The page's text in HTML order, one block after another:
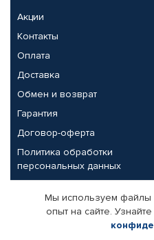
Акции
Контакты
Оплата
Доставка
Обмен и возврат
Гарантия
Договор-оферта
Политика обработки
персональных данных
Партнерам
Корпоративным клиентам
Мы используем файлы
опыт на сайте.